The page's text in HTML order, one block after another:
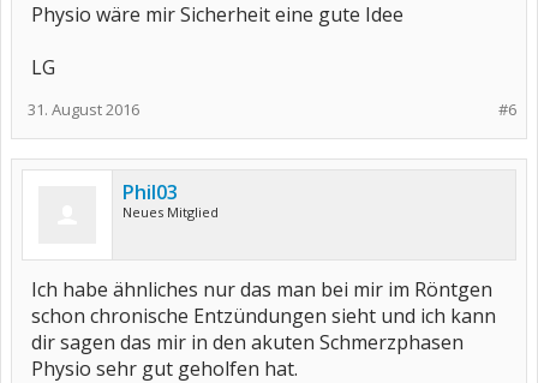
Physio wäre mir Sicherheit eine gute Idee
LG
#6
31. August 2016
Phil03
Neues Mitglied
Ich habe ähnliches nur das man bei mir im Röntgen
schon chronische Entzündungen sieht und ich kann
dir sagen das mir in den akuten Schmerzphasen
Physio sehr gut geholfen hat.